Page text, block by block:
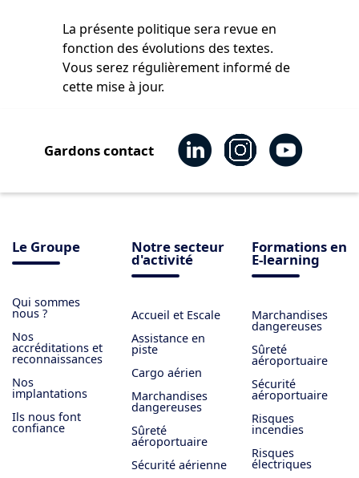
La présente politique sera revue en
fonction des évolutions des textes.
Vous serez régulièrement informé de
cette mise à jour.
Gardons contact
Le Groupe
Qui sommes
nous ?
Nos
accréditations et
reconnaissances
Nos
implantations
Ils nous font
confiance
Notre secteur
d'activité
Accueil et Escale
Assistance en
piste
Cargo aérien
Marchandises
dangereuses
Sûreté
aéroportuaire
Sécurité aérienne
Formations en
E-learning
Marchandises
dangereuses
Sûreté
aéroportuaire
Sécurité
aéroportuaire
Risques
incendies
Risques
électriques